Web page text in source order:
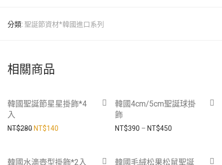
分類: 聖誕節資材*韓國進口系列
相關商品
-
韓國聖誕節星星掛飾*4
入
NT$280原始價格：NT$280。
NT$140 目前價格：NT$140。
-22
韓國4cm/5cm聖誕球掛
飾
NT$390 – NT$450
-
韓國水滴壺型掛飾*2入 -27
韓國毛絨松果松鼠聖誕